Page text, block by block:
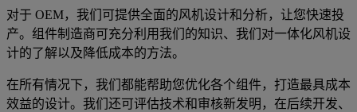
对于 OEM，我们可提供全面的风机设计和分析，让您快速投
产。组件制造商可充分利用我们的知识、我们对一体化风机设
计的了解以及降低成本的方法。
在所有情况下，我们都能帮助您优化各个组件，打造最具成本
效益的设计。我们还可评估技术和审核新发明，在后续开发、